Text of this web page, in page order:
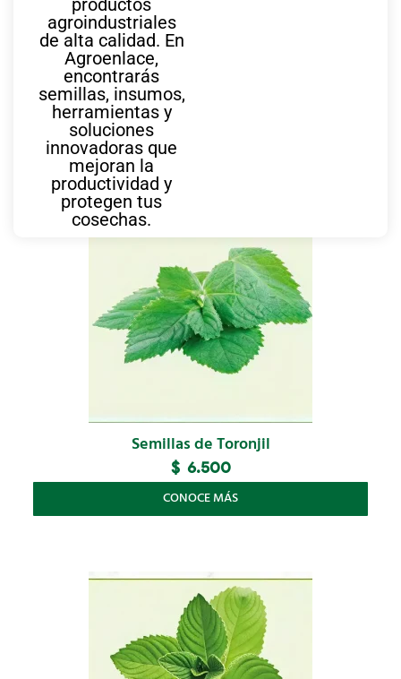
productos
agroindustriales
de alta calidad. En
Agroenlace,
encontrarás
semillas, insumos,
herramientas y
soluciones
innovadoras que
mejoran la
productividad y
protegen tus
cosechas.
También te puede interesar
Semillas de Toronjil
$ 6.500
CONOCE MÁS